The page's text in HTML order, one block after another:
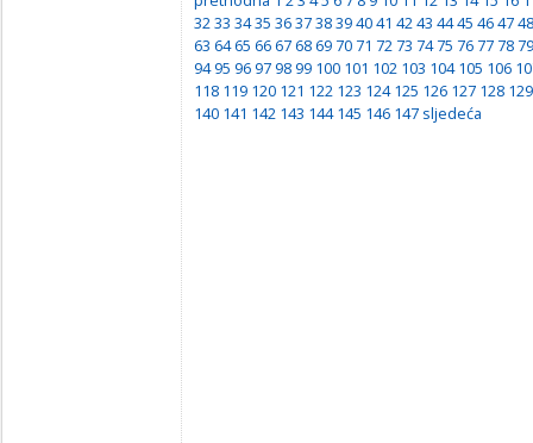
3233 3435 363738394041 4243 4445 464748
63 64 65 66 67 68 69 70 71 72 73 74 75 76 77 78 79
94 95 96 97 98 99 100 101 102 103 104 105 106
118 119 120 121 122 123 124 125 126 127 128 129
140 141 142 143 144 145 146 147 sljedeća